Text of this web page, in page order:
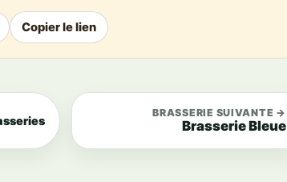
Copier le lien
BRASSERIE SUIVANTE →
Brasserie Bleue